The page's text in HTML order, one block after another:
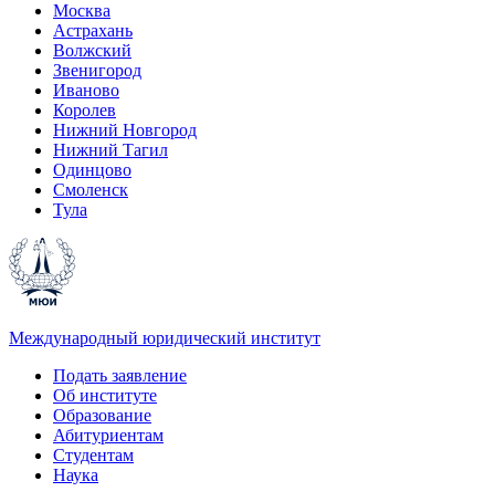
Москва
Астрахань
Волжский
Звенигород
Иваново
Королев
Нижний Новгород
Нижний Тагил
Одинцово
Смоленск
Тула
Международный юридический институт
Подать заявление
Об институте
Образование
Абитуриентам
Студентам
Наука